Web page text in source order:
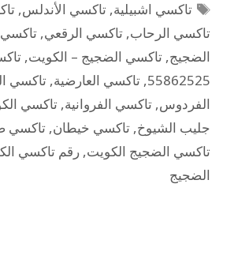
تاكسي اشبيلية,تاكسي الأندلس,
تاكسي الرحاب, تاكسي الرقعي,
الضجيج, تاكسي الضجيج – الكويت,
55862525
, تاكسي العارضية, تاكسي
الفردوس, تاكسي الفروانية, تاكسي
جليب الشيوخ, تاكسي خيطان, تاكسي
تاكسي الضجيج الكويت, رقم تاكسي
الضجيج